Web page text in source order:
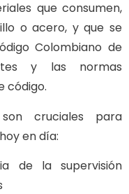
que consumen,
o acero, y que se
Colombiano de
y las normas
código.
cruciales para
en día:
de la supervisión